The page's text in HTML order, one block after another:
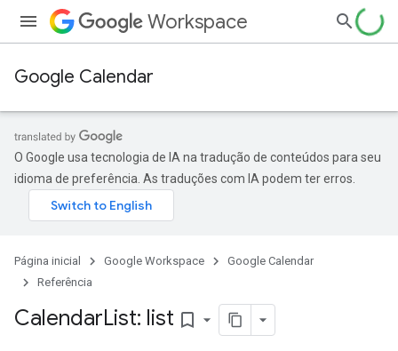
Workspace
Google Calendar
O Google usa tecnologia de IA na tradução de conteúdos para seu
idioma de preferência. As traduções com IA podem ter erros.
Página inicial Google Workspace
Google Calendar
Referência
CalendarList: list bookmark_border